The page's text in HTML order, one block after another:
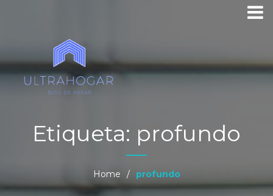
Etiqueta: profundo
Home / profundo